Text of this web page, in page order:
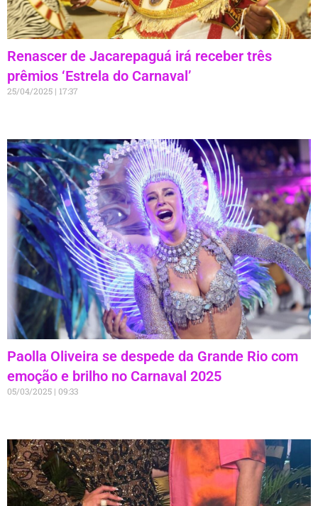
Renascer de Jacarepaguá irá receber três
prêmios ‘Estrela do Carnaval’
25/04/2025 17:37
Paolla Oliveira se despede da Grande Rio com
emoção e brilho no Carnaval 2025
05/03/2025 09:33